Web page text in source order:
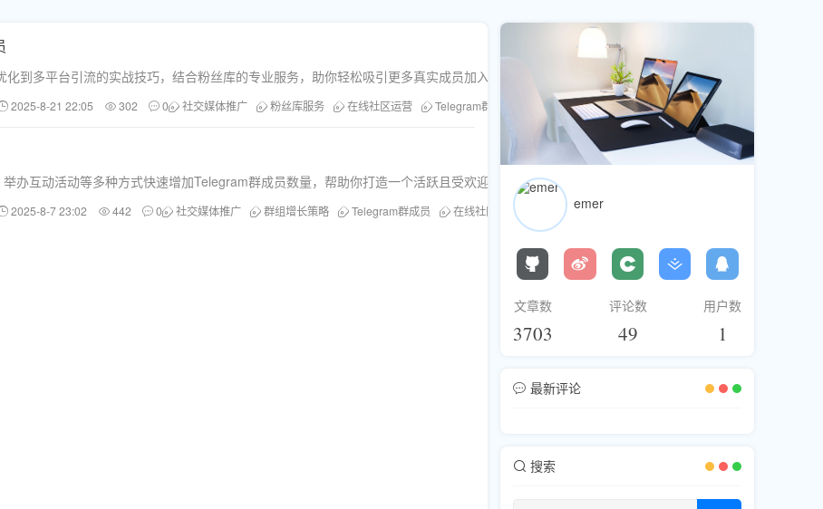
到多平台引流的实战技巧，结合粉丝库的专业服务，助你轻松吸引更多真实成员加入！
2025-8-21 22:05 302 0 社交媒体推广 粉丝库服务 在线社区运营 Telegram群组增粉 快速吸粉技巧
办互动活动等多种方式快速增加Telegram群成员数量，帮助你打造一个活跃且受欢迎的在线社区。
2025-8-7 23:02 442 0 社交媒体推广 群组增长策略 Telegram群成员 在线社区运营 社交引流技巧
emer
文章数
3703
评论数
49
用户数
1
最新评论
搜索